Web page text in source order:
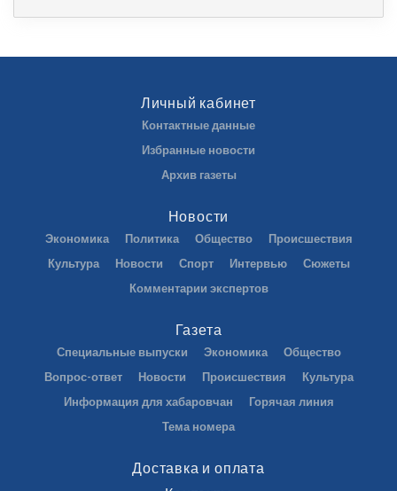
Личный кабинет
Контактные данные
Избранные новости
Архив газеты
Новости
Экономика Политика Общество
Происшествия
Культура
Новости Спорт Интервью
Сюжеты
Комментарии экспертов
Газета
Специальные выпуски Экономика
Общество
Вопрос-ответ
Новости Происшествия
Культура
Информация для хабаровчан
Горячая линия
Тема номера
Доставка и оплата